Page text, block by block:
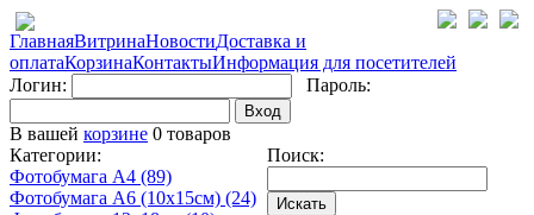
ГлавнаяВитринаНовостиДоставка и
оплатаКорзинаКонтактыИнформация для посетителей
Логин:
Пароль:
Вход
В вашей корзине 0 товаров
Категории:
Фотобумага A4 (89)
Фотобумага A6 (10х15см) (24)
Поиск: